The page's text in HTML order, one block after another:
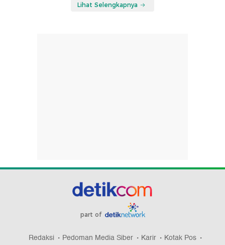
Lihat Selengkapnya
part of
Redaksi Pedoman Media Siber Karir Kotak Pos